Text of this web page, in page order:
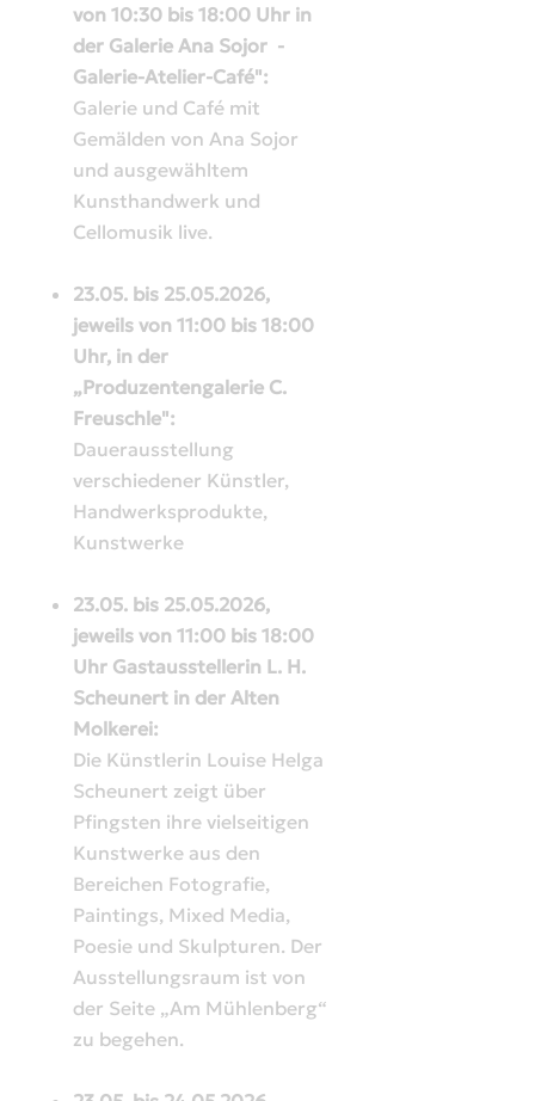
von 10:30 bis 18:00 Uhr in
der Galerie Ana Sojor -
Galerie-Atelier-Café":
Galerie und Café mit
Gemälden von Ana Sojor
und ausgewähltem
Kunsthandwerk und
Cellomusik live.
23.05. bis 25.05.2026,
jeweils von 11:00 bis 18:00
Uhr, in der
„Produzentengalerie C.
Freuschle":
Dauerausstellung
verschiedener Künstler,
Handwerksprodukte,
Kunstwerke
23.05. bis 25.05.2026,
jeweils von 11:00 bis 18:00
Uhr Gastausstellerin L. H.
Scheunert in der Alten
Molkerei:
Die Künstlerin Louise Helga
Scheunert zeigt über
Pfingsten ihre vielseitigen
Kunstwerke aus den
Bereichen Fotografie,
Paintings, Mixed Media,
Poesie und Skulpturen. Der
Ausstellungsraum ist von
der Seite „Am Mühlenberg“
zu begehen.